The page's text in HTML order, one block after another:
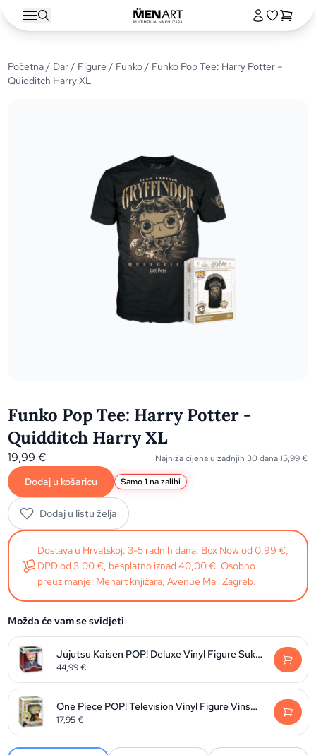
Početna/ Dar/ Figure / Funko/ Funko Pop Tee: Harry Potter –
Quidditch Harry XL
Funko Pop Tee: Harry Potter -
Quidditch Harry XL
19,99€ Najniža cijena u zadnjih 30 dana15,99€
Dodaj u košaricu Samo 1 na zalihi
Dodaj u listu želja
Dostava u Hrvatskoj: 3-5 radnih dana. Box Now od 0,99 €,
DPD od 3,00 €, besplatno iznad 40,00 €. Osobno
preuzimanje: Menart knjižara, Avenue Mall Zagreb.
Možda će vam se svidjeti
Jujutsu Kaisen POP! Deluxe Vinyl Figure Sukuna 9 cm
44,99€
One Piece POP! Television Vinyl Figure Vinsmoke Sanji 9 cm
17,95€